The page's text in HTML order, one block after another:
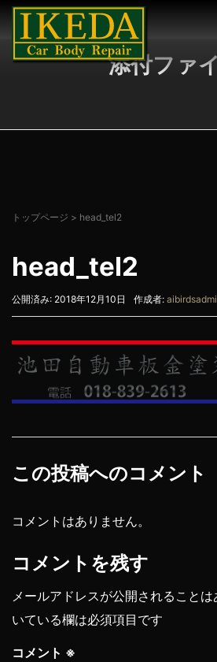
添付ファ
トップページ > head_tel2
head_tel2
公開済み: 2018年12月10日 作成者:
この投稿へのコメント
コメントはありません。
コメントを残す
メールアドレスが公開されることは
いている欄は必須項目です
コメント ※